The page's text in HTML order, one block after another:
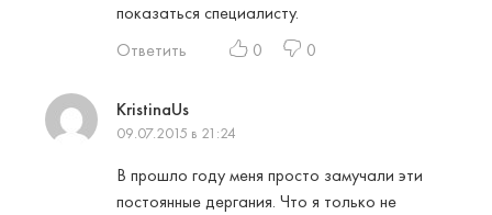
показаться специалисту.
Ответить
0 0
KristinaUs
09.07.2015 в 21:24
В прошло году меня просто замучали эти
постоянные дергания. Что я только не